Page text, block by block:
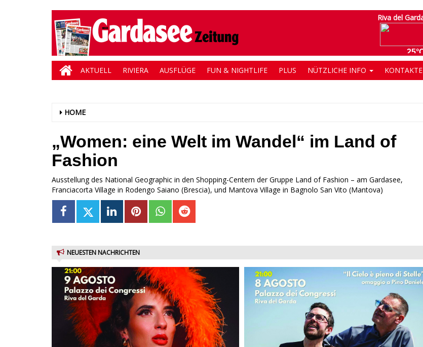
AKTUELL RIVIERA AUSFLÜGE FUN & NIGHTLIFE PLUS NÜTZLICHE INFO KONTAKTE
HOME
„Women: eine Welt im Wandel“ im Land of
Fashion
Ausstellung des National Geographic in den Shopping-Centern der Gruppe Land of Fashion – am Gardasee,
Franciacorta Village in Rodengo Saiano (Brescia), und Mantova Village in Bagnolo San Vito (Mantova)
NEUESTEN NACHRICHTEN